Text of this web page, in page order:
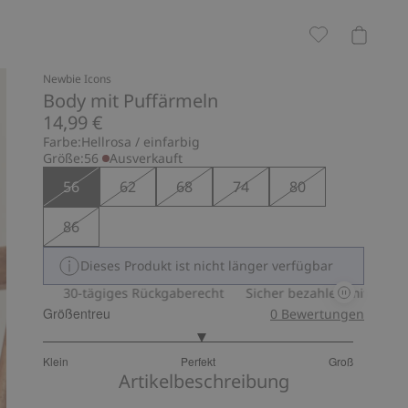
Newbie Icons
Body mit Puffärmeln
14,99 €
Farbe:Hellrosa / einfarbig
Größe:56 Ausverkauft
56 62 68 74
80
86
Dieses Produkt ist nicht länger verfügbar
30-tägiges Rückgaberecht Sicher bezahlen mit PayPal &
Größentreu
Klein Perfekt Groß
von
0 Bewertungen
Artikelbeschreibung